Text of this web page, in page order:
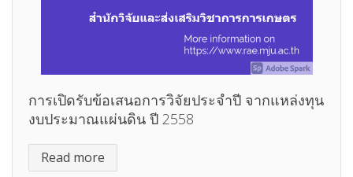
การเปิดรับข้อเสนอการวิจัยประจำปี จากแหล่งทุน
งบประมาณแผ่นดิน ปี 2558
Read more